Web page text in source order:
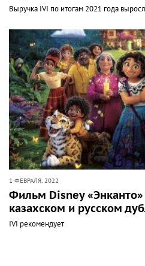
Выручка IVI по итогам 2021 года
1 ФЕВРАЛЯ, 2022
Фильм Disney
казахском и русском
IVI рекомендует